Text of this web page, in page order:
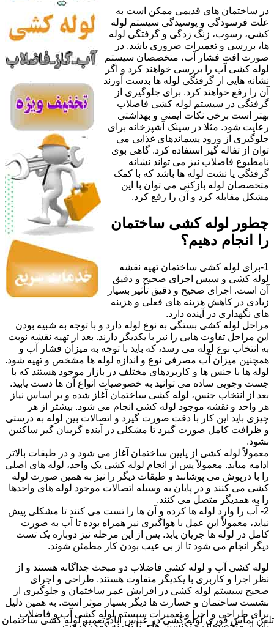
در ساختمان های قدیمی ممکن است به
علت فرسودگی و پوسیدگی سیستم لوله
کشی، رسوب، زنگ زدگی و گرفتگی لوله
ها، بررسی و تعمیرات ضروری باشد. در
صورت افت فشار آب، متخصصان سیستم
لوله کشی آب را بررسی خواهند کرد و اگر
نشانه هایی از گرفتگی لوله ها بدست آورند
آن را رفع خواهند کرد. برای جلوگیری از
گرفتگی در سیستم لوله کشی فاضلاب
بهتر است برخی نکات ایمنی و بهداشتی
رعایت شود. مثلا در سینک آشپزخانه برای
جلوگیری از ورود پسماندهای غذایی می
توان از تفاله گیر استفاده کرد. گاهی بوی
نامطبوع فاضلاب نیز می تواند نشانه
گرفتگی یا نشت لوله ها باشد که با کمک
متخصصان لوله بازکنی می توان با این
مشکل مقابله کرد و آن را رفع کرد.
چطور لوله کشی ساختمان
را انجام دهیم؟
1-برای لوله کشی ساختمان تهیه نقشه
لوله کشی و سپس اجرای صحیح و دقیق
آن است. اجرای صحیح و دقیق تأثیر بسیار
زیادی در کاهش هزینه های فعلی و هزینه
های نگهداری در آینده دارد.
مراحل لوله کشی بستگی به نوع لوله دارد و با توجه به شبیه بودن
این مراحل تفاوت هایی را نیز با یکدیگر دارند. بعد از تهیه نقشه نوبت
به انتخاب نوع لوله می رسد، که باید با توجه به میزان فشار آب و
همچنین میزان آب مصرفی نوع و اندازه لوله ها مشخص و تهیه شود.
لوله ها با جنس ها و کاربردهای مختلف در بازار موجود هستند که با
جست وجویی ساده می توانید به خصوصیات انواع آن ها دست یابید.
بعد از انتخاب جنس، لوله کشی ساختمان آغاز شده و بر اساس نیاز
هر واحد و نقشه موجود لوله کشی انجام می شود. بیشتر از هر
چیزی باید این کار با دقت صورت گیرد و اتصالات بین لوله به درستی
و ظرافت کامل صورت گیرد تا مشکلی در آینده گریبان گیر ساکنین
نشود.
معمولاً لوله کشی از پایین ساختمان آغاز می شود و در طبقات بالاتر
ادامه میابد. معمولاً پس از انجام لوله کشی یک واحد، لوله های اصلی
را با درپوش می پوشانند و طبقات دیگر را نیز به همین صورت لوله
کشی می کنند و در پایان به وسیله اتصالات موجود لوله های واحدها
را به همدیگر متصل می کنند.
2- آب را وارد لوله ها کرده و آن ها را تست می کنند تا مشکلی پیش
نیاید، معمولاً این عمل با هواگیری نیز همراه بوده تا آب به صورت
کامل در لوله ها جریان یابد. پس از این مرحله نیز دوباره یک تست
دیگر انجام می شود تا از بی عیب بودن کار مطمئن شوند.
لوله کشی آب و لوله کشی فاضلاب دو مبحث جداگانه هستند و از
نظر اجرا و کاربری با یکدیگر متفاوت هستند. طراحی و اجرای
صحیح سیستم لوله کشی در افزایش عمر ساختمان و جلوگیری از
نشست ساختمان و خسارت ها دیگر بسیار موثر است. به همین دلیل
برای طراحی و اجرا و تعمیرات سیستم لوله کشی آب و فاضلاب
تلفن تماس فوریلوله کشی در عباس آباد, تعمیر لوله کشی ساختمان